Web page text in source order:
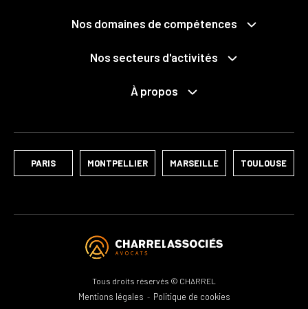
Nos domaines de compétences
Collectivités territoriales et intercommunalité
Fonction publique
NTIC / Données personnelles
Associations
Nos secteurs d'activités
Mobilités
Déchets
Logements
Développement durable
À propos
Le cabinet
PARIS MONTPELLIER MARSEILLE TOULOUSE
Tous droits réservés © CHARREL
Mentions légales Politique de cookies